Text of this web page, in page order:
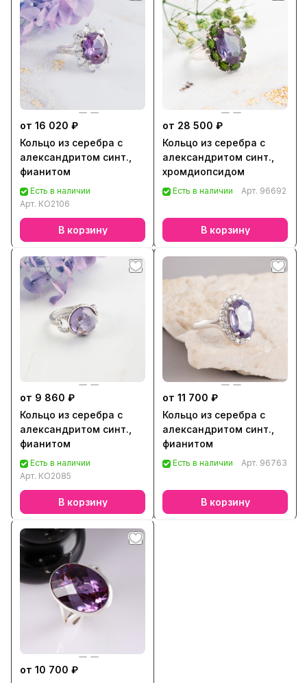
от 16 020 ₽
Кольцо из серебра с
александритом синт.,
фианитом
Есть в наличии
Арт. КО2106
В корзину
от 28 500 ₽
Кольцо из серебра с
александритом синт.,
хромдиопсидом
Есть в наличии Арт. 96692
В корзину
от 9 860 ₽
Кольцо из серебра с
александритом синт.,
фианитом
Есть в наличии
Арт. КО2085
В корзину
от 11 700 ₽
Кольцо из серебра с
александритом синт.,
фианитом
Есть в наличии Арт. 96763
В корзину
от 10 700 ₽